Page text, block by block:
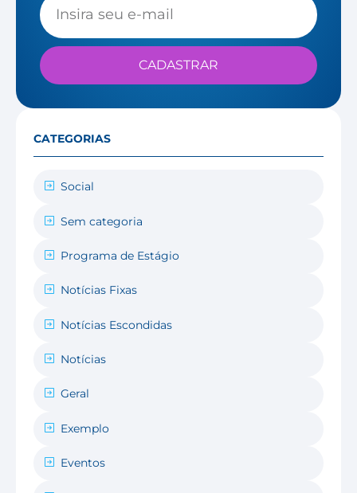
CADASTRAR
CATEGORIAS
Social
Sem categoria
Programa de Estágio
Notícias Fixas
Notícias Escondidas
Notícias
Geral
Exemplo
Eventos